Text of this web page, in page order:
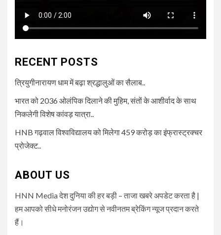
RECENT POSTS
त्रियुगीनारायण धाम में बढ़ा श्रद्धालुओं का सैलाब..
भारत को 2036 ओलंपिक दिलाने की मुहिम, संतों के आशीर्वाद के साथ
निकलेगी विशेष कांवड़ यात्रा..
HNB गढ़वाल विश्वविद्यालय को मिलेगा 459 करोड़ का इंफ्रास्ट्रक्चर
प्रोजेक्ट..
ABOUT US
HNN Media देश दुनिया की हर बड़ी – ताजा खबरे अपडेट करता है |
हम आपको सीधे मनोरंजन उद्योग से नवीनतम ब्रेकिंग न्यूज प्रदान करते
हैं।